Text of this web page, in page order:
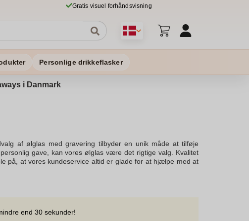
Gratis visuel forhåndsvisning
Personlige drikkeflasker
i Danmark
af ølglas med gravering tilbyder en unik måde at tilføje
gave, kan vores ølglas være det rigtige valg. Kvalitet
på, at vores kundeservice altid er glade for at hjælpe med at
ekstra super tilbud kan du få kvalitetsglas til en god pris.
end 30 sekunder!